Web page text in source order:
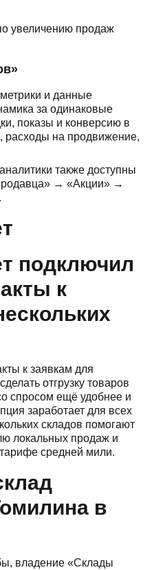
увеличению продаж
и данные
за одинаковые
показы и конверсию в
расходы на продвижение,
также доступны
→ «Акции» →
подключил
к
к заявкам для
отгрузку товаров
спросом ещё удобнее и
заработает для всех
складов помогают
локальных продаж и
средней мили.
в
владение «Склады